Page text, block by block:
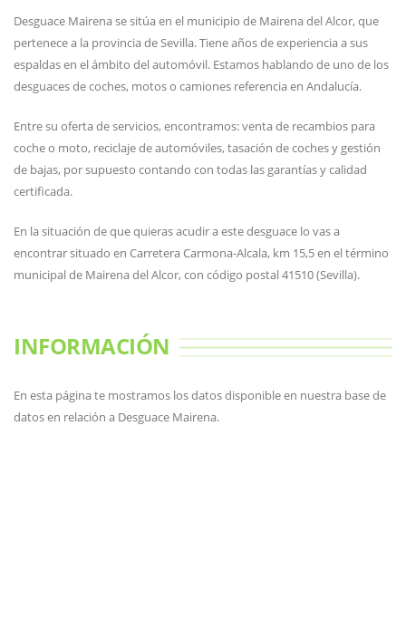
Desguace Mairena se sitúa en el municipio de Mairena del Alcor, que
pertenece a la provincia de Sevilla. Tiene años de experiencia a sus
espaldas en el ámbito del automóvil. Estamos hablando de uno de los
desguaces de coches, motos o camiones referencia en Andalucía.
Entre su oferta de servicios, encontramos: venta de recambios para
coche o moto, reciclaje de automóviles, tasación de coches y gestión
de bajas, por supuesto contando con todas las garantías y calidad
certificada.
En la situación de que quieras acudir a este desguace lo vas a
encontrar situado en Carretera Carmona-Alcala, km 15,5 en el término
municipal de Mairena del Alcor, con código postal 41510 (Sevilla).
INFORMACIÓN
En esta página te mostramos los datos disponible en nuestra base de
datos en relación a Desguace Mairena.